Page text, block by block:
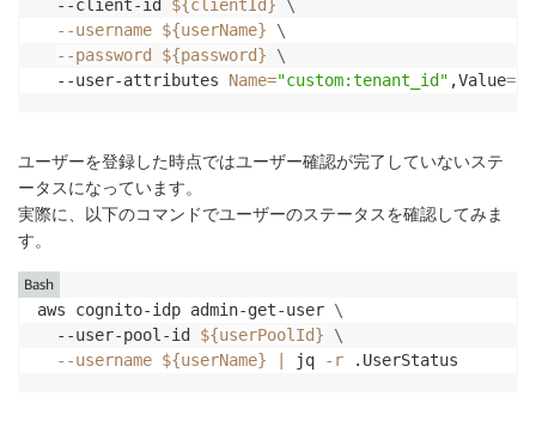
  --client-id
${clientId}
\
--username ${userName}
\
--password
${password}
\
  --user-attributes
Name="custom:tenant_id" ,Value=
ユーザーを登録した時点ではユーザー確認が完了していないステ
ータスになっています。
実際に、以下のコマンドでユーザーのステータスを確認してみま
す。
aws cognito-idp admin-get-user \
  --user-pool-id
${userPoolId}
\
--username ${userName} jq -r .UserStatus
Bash